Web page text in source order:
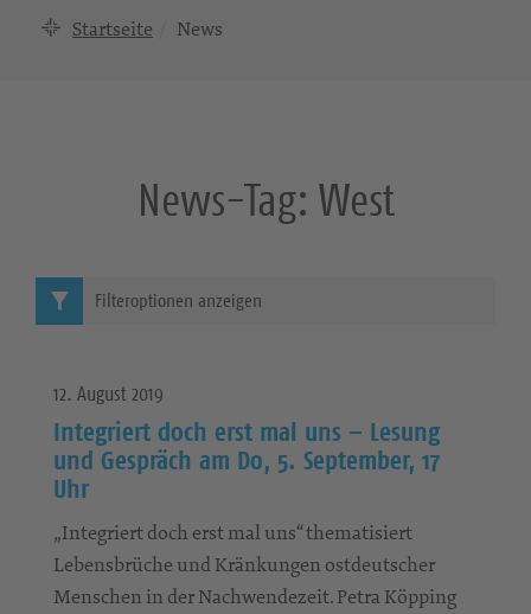
Startseite News
News-Tag: West
12. August 2019
Integriert doch erst mal uns – Lesung
und Gespräch am Do, 5. September, 17
Uhr
„Integriert doch erst mal uns“ thematisiert
Lebensbrüche und Kränkungen ostdeutscher
Menschen in der Nachwendezeit. Petra Köpping
Filteroptionen anzeigen